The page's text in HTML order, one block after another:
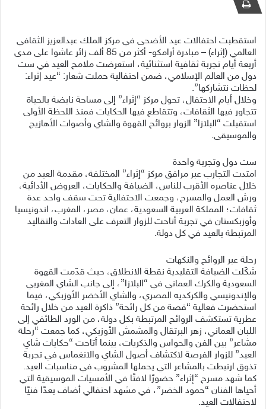
استقطبت احتفالات عيد الأضحى في مركز الملك عبدالعزيز الثقافي
العالمي (إثراء) – مبادرة أرامكو- أكثر من 85 ألف زائر عاشوا على مدى
أربعة أيام تجربة ثقافية استثنائية، استعرضت ملامح العيد في ست
دول من العالم الإسلامي، ضمن احتفالية حملت شعار: “عيد إثراء:
لحظات نتشاركها”.
وخلال أيام الاحتفال، تحول مركز “إثراء” إلى مساحة نابضة بالحياة
تتجاور فيها الثقافات، وتتقاطع فيها الحكايات فمنذ اللحظة الأولى
استقبلت “البلازا” الزوار بروائح القهوة والشاي وأصوات الأهازيج
والموسيقى.
ست دول وتجربة واحدة
امتدت التجارب عبر مرافق مركز “إثراء” المختلفة، مقدمة العيد من
خلال عناصره الأقرب للناس، الضيافة والحكايات، العروض الأدائية،
ورش العمل والمسرح، وجمعت الاحتفالية تحت سقف واحد عدة
ثقافات؛ المملكة العربية السعودية، عمان، مصر، المغرب، اندونيسيا
وأوزبكستان في تجربة أتاحت للزوار التعرف على العادات والتقاليد
المرتبطة بالعيد في كل دولة.
رحلة عبر الروائح والنكهات
شكّلت الضيافة التقليدية نقطة الانطلاق، حيث قدّمت القهوة
السعودية والكرك العماني في “البلازا”، إلى جانب الشاي المغربي
والإندونيسي والكركديه المصري، والشاي الأخضر الأوزبكي، فيما
استحضرت فعالية “قصة من كل رائحة” ذاكرة العيد من خلال رائحة
عطرية تستكشف الروائح المرتبطة بكل دولة، من الورد الطائفي إلى
اللبان العماني، زهر البرتقال والمشمش الأوزبكي، كما جمعت “رحلة
مشاعر” بين الفن والحواس والذكريات، بينما أتاحت “حكايات شاي
العيد” للزوار الفرصة لاكتشاف أصول الشاي والانغماس في تجربة
تذوق ارتبطت بالمشاعر التي يحملها المشروب في مناسبات العيد.
كما شهد مسرح “إثراء” حضورًا لافتًا في الأمسيات الموسيقية التي
أحياها الفنان “حمود الخضر”، في مشهد احتفالي أضاف بعدًا فنيًا
لاحتفالات العيد.